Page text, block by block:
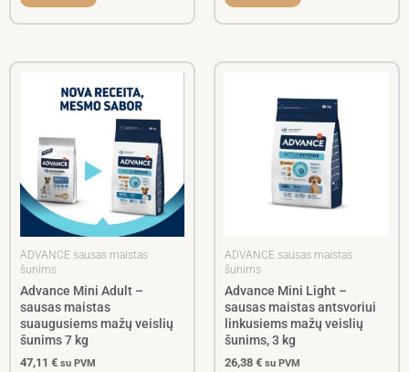
ADVANCE sausas maistas
šunims
Advance Mini Adult –
sausas maistas
suaugusiems mažų veislių
šunims 7 kg
47,11 € su PVM
ADVANCE sausas maistas
šunims
Advance Mini Light –
sausas maistas antsvoriui
linkusiems mažų veislių
šunims, 3 kg
26,38 € su PVM